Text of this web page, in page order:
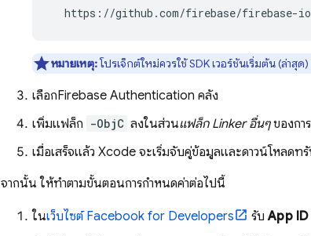
https://github.com/firebase/firebase-
หมายเหตุ:โปรเจ็กต์ใหม่ควรใช้ SDK เวอร์ชันเริ่มต้น (ล่าสุ
เลือกFirebase Authentication คลัง
เพิ่มแฟล็ก -ObjC ลงในส่วนแฟล็ก Linker อื่นๆของกา
เมื่อเสร็จแล้ว Xcode จะเริ่มจับคู่ข้อมูลและดาวน์โหลด
จากนั้น ให้ทำตามขั้นตอนการกำหนดค่าต่อไปนี้
ในเว็บไซต์ Facebook for Developers รับApp ID